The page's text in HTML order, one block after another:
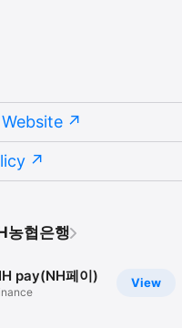
일부 기능 사용에 제한이 있을 수
회할 수 있습니다.
농협은행
View
pay(NH페이)